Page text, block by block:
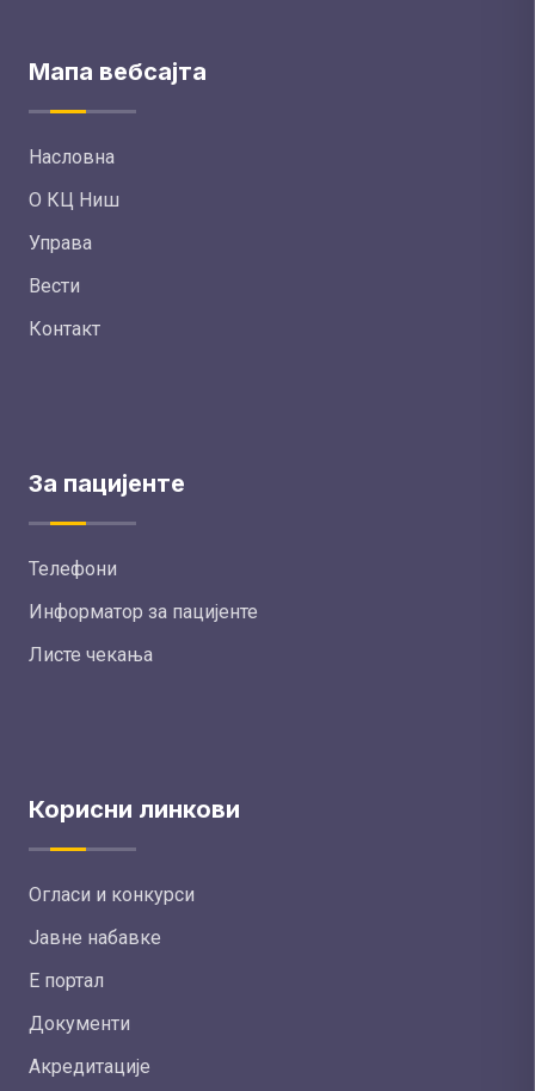
Мапа вебсајта
Насловна
О КЦ Ниш
Управа
Вести
Контакт
За пацијенте
Телефони
Информатор за пацијенте
Листе чекања
Корисни линкови
Огласи и конкурси
Јавне набавке
Е портал
Документи
Акредитације